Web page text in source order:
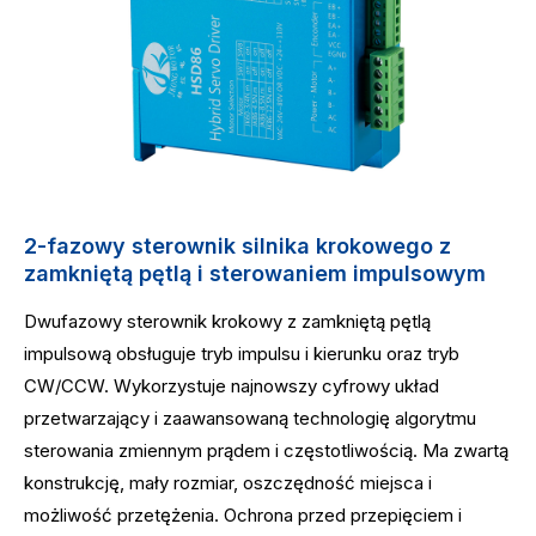
2-fazowy sterownik silnika krokowego z
zamkniętą pętlą i sterowaniem impulsowym
Dwufazowy sterownik krokowy z zamkniętą pętlą
impulsową obsługuje tryb impulsu i kierunku oraz tryb
CW/CCW. Wykorzystuje najnowszy cyfrowy układ
przetwarzający i zaawansowaną technologię algorytmu
sterowania zmiennym prądem i częstotliwością. Ma zwartą
konstrukcję, mały rozmiar, oszczędność miejsca i
możliwość przetężenia. Ochrona przed przepięciem i